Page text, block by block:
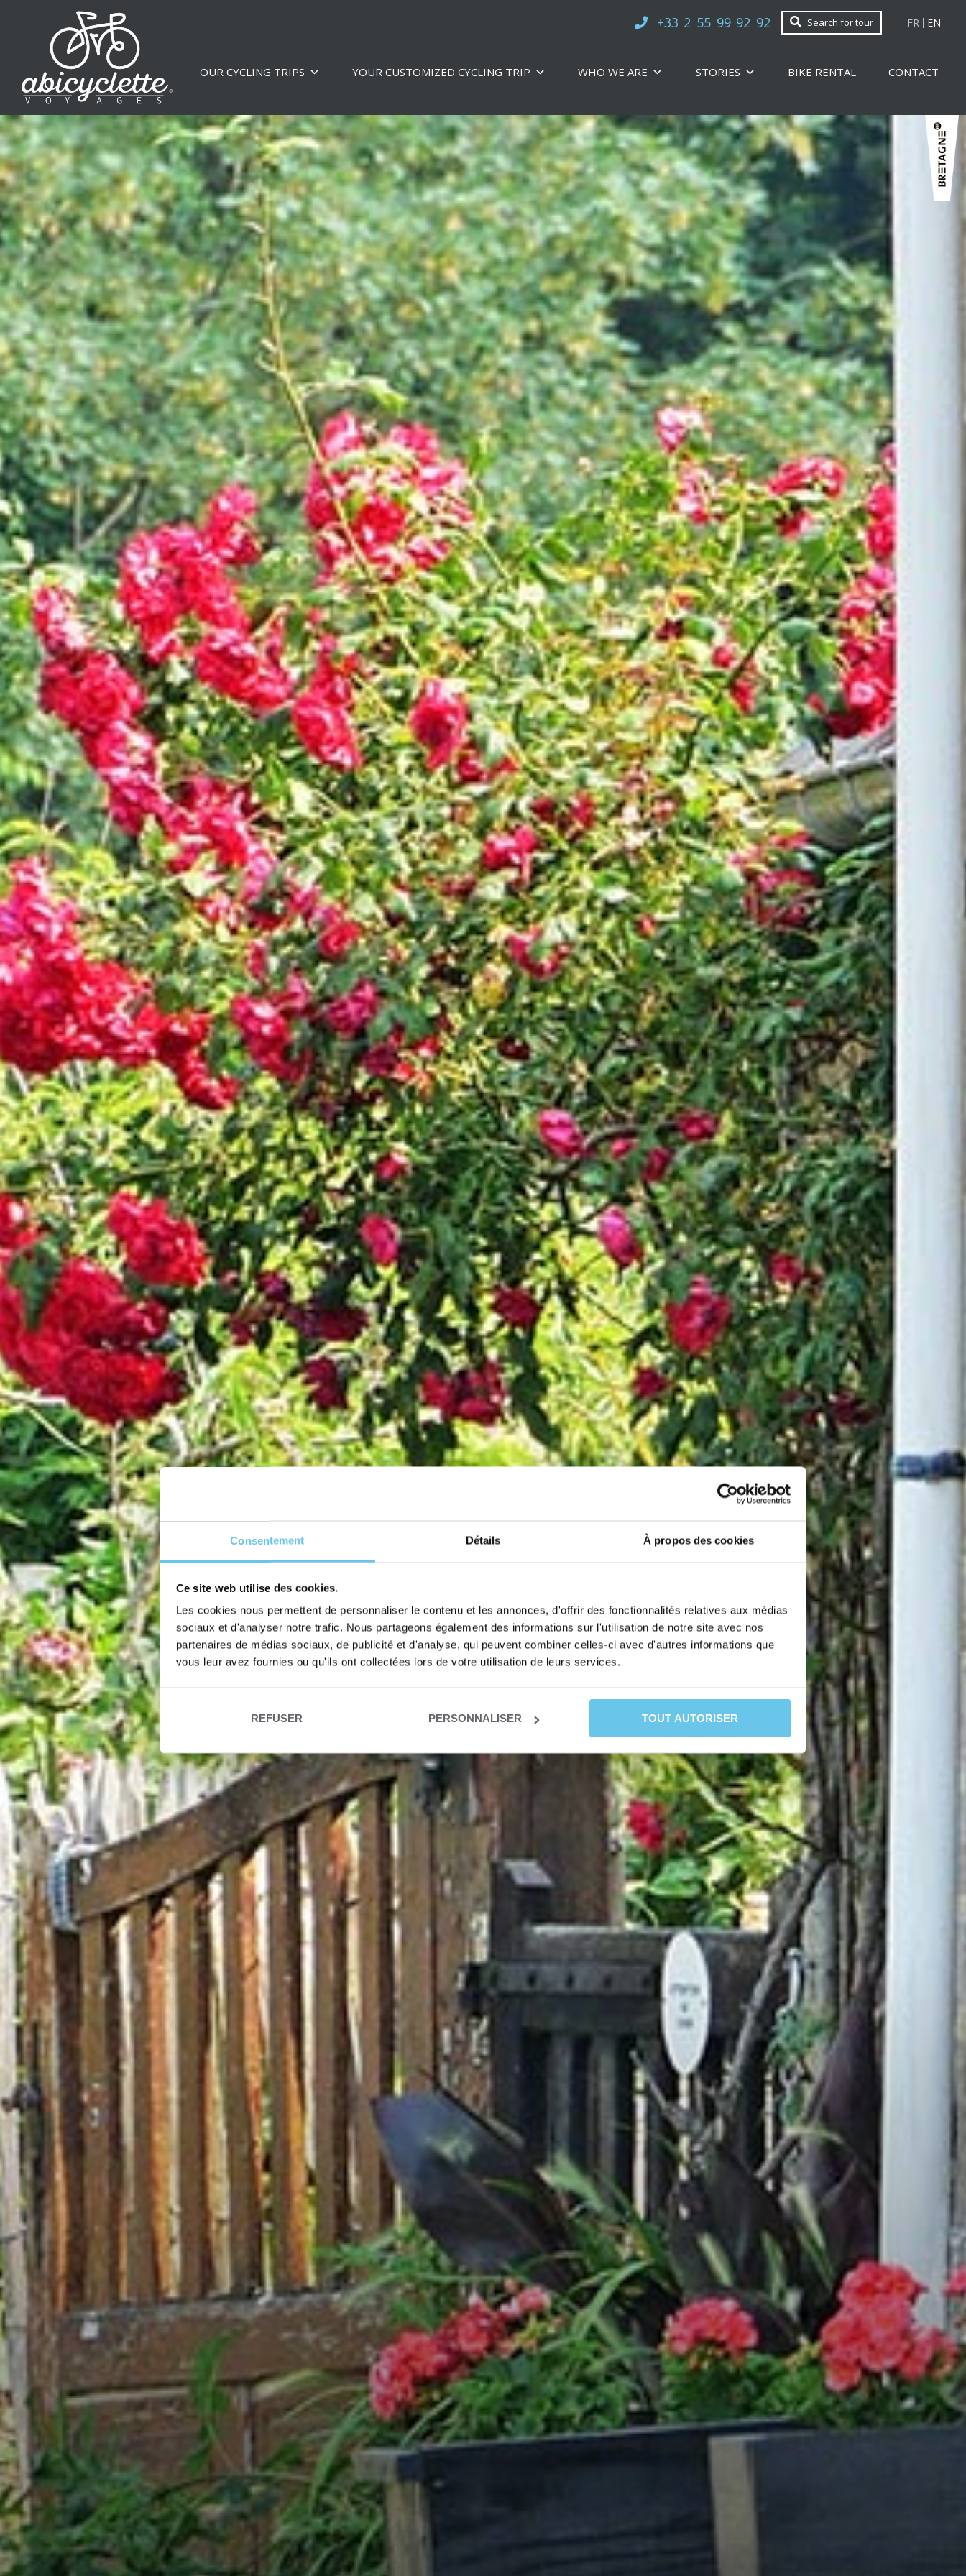
Consentement Détails À propos des cookies
Ce site web utilise des cookies.
Les cookies nous permettent de personnaliser le contenu et les annonces, d'offrir des fonctionnalités relatives aux médias
sociaux et d'analyser notre trafic. Nous partageons également des informations sur l'utilisation de notre site avec nos
partenaires de médias sociaux, de publicité et d'analyse, qui peuvent combiner celles-ci avec d'autres informations que
vous leur avez fournies ou qu'ils ont collectées lors de votre utilisation de leurs services.
REFUSER PERSONNALISER TOUT AUTORISER
+33 2 55 99 92 92 Search for tour FR EN
OUR CYCLING TRIPS YOUR CUSTOMIZED CYCLING TRIP WHO WE ARE STORIES BIKE RENTAL CONTACT